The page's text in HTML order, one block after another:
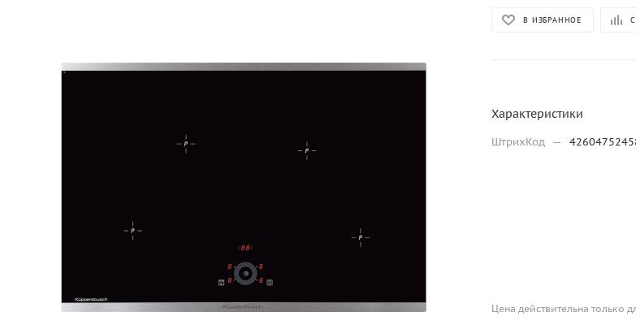
В ИЗБРАННОЕ
Характеристики
ШтрихКод —
Цена действительна только